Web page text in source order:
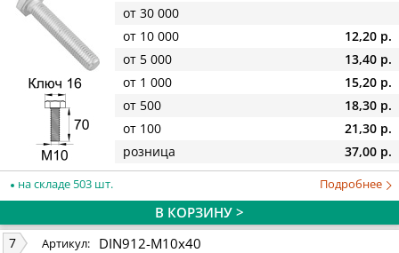
от 30 000
от 10 000
12,20 р.
от 5 000
13,40 р.
от 1 000
15,20 р.
от 500
18,30 р.
от 100
21,30 р.
розница
37,00 р.
на складе 503 шт. Подробнее
В КОРЗИНУ >
7 Артикул: DIN912-M10x40